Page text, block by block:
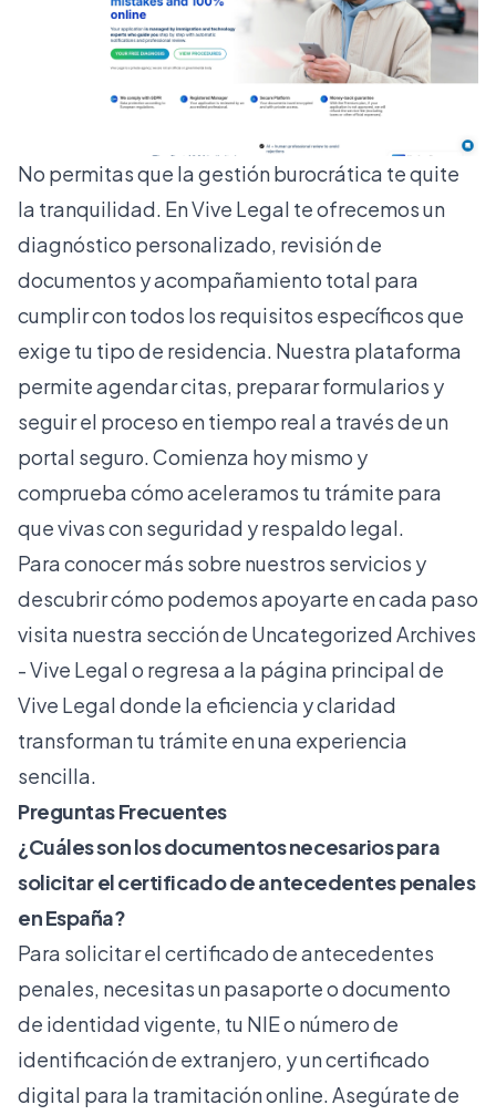
No permitas que la gestión burocrática te quite
la tranquilidad. EnVive Legal te ofrecemos un
diagnóstico personalizado, revisión de
documentos y acompañamiento total para
cumplir con todos los requisitos específicos que
exige tu tipo de residencia. Nuestra plataforma
permite agendar citas, preparar formularios y
seguir el proceso en tiempo real a través de un
portal seguro. Comienza hoy mismo y
comprueba cómo aceleramos tu trámite para
que vivas con seguridad y respaldo legal.
Para conocer más sobre nuestros servicios y
descubrir cómo podemos apoyarte en cada paso
visita nuestra sección de Uncategorized Archives
- Vive Legalo regresa a la página principal de
Vive Legal donde la eficiencia y claridad
transforman tu trámite en una experiencia
sencilla.
Preguntas Frecuentes
¿Cuáles son los documentos necesarios para
solicitar el certificado de antecedentes penales
en España?
Para solicitar el certificado de antecedentes
penales, necesitas un pasaporte o documento
de identidad vigente, tu NIE o número de
identificación de extranjero, y un certificado
digital para la tramitación online. Asegúrate de